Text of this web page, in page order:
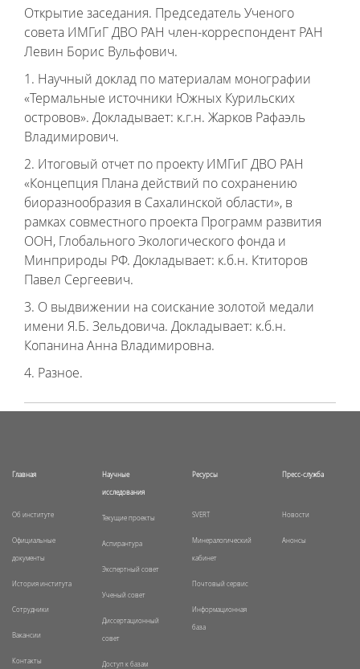
Открытие заседания. Председатель Ученого
совета ИМГиГ ДВО РАН член-корреспондент РАН
Левин Борис Вульфович.
1. Научный доклад по материалам монографии
«Термальные источники Южных Курильских
островов». Докладывает: к.г.н. Жарков Рафаэль
Владимирович.
2. Итоговый отчет по проекту ИМГиГ ДВО РАН
«Концепция Плана действий по сохранению
биоразнообразия в Сахалинской области», в
рамках совместного проекта Программ развития
ООН, Глобального Экологического фонда и
Минприроды РФ. Докладывает: к.б.н. Ктиторов
Павел Сергеевич.
3. О выдвижении на соискание золотой медали
имени Я.Б. Зельдовича. Докладывает: к.б.н.
Копанина Анна Владимировна.
4. Разное.
Главная
Об институте
Официальные
документы
История института
Сотрудники
Вакансии
Контакты
Научные
исследования
Текущие проекты
Аспирантура
Экспертный совет
Ученый совет
Диссертационный
совет
Доступ к базам
Ресурсы
SVERT
Минералогический
кабинет
Почтовый сервис
Информационная
база
Пресс-служба
Новости
Анонсы